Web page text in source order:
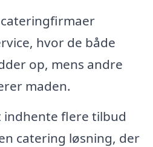
hvor de både
op, mens andre
maden.
indhente flere tilbud
catering løsning, der